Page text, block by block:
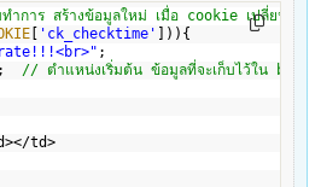
ำการ สร้างข้อมูลใหม่ เมื่อ cookie เปลี่ยนแปล
[ 'ck_checktime' ])){
;
// ตำแหน่งเริ่มต้น ข้อมูลที่จะเก็บไว้ใ
td>